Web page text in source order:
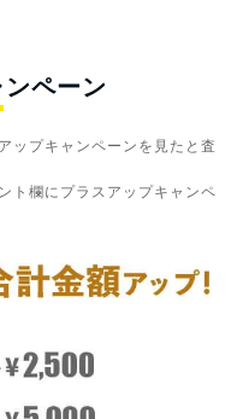
ペーン
ップキャンペーンを見たと査
ト欄にプラスアップキャンペ